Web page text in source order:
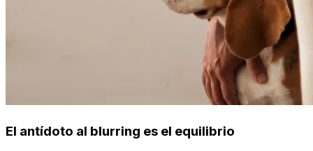
El antídoto al blurring es el equilibrio